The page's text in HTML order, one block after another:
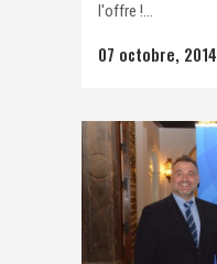
l'offre !...
07 octobre, 2014